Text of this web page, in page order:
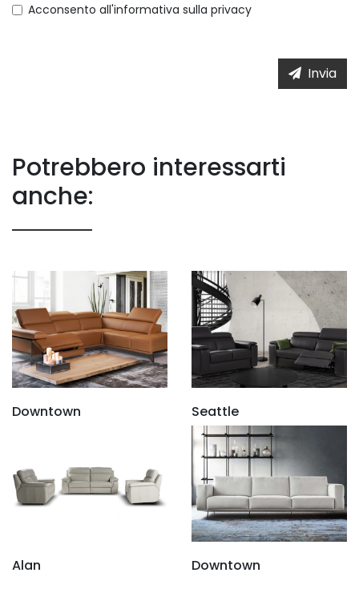
Acconsento all'informativa sulla privacy
Invia
Potrebbero interessarti
anche:
Downtown Seattle
Alan Downtown